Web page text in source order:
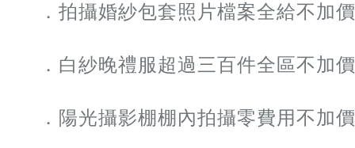
．拍攝婚紗包套照片檔案全給不加價
．白紗晚禮服超過三百件全區不加價
．陽光攝影棚棚內拍攝零費用不加價